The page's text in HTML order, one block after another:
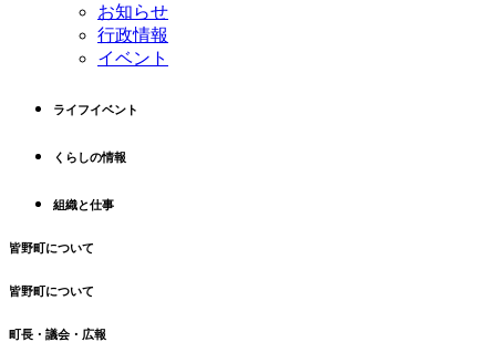
お知らせ
行政情報
イベント
ライフイベント
くらしの情報
組織と仕事
皆野町について
皆野町について
町長・議会・広報